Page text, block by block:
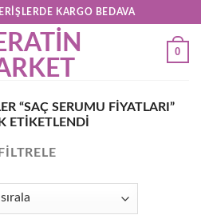
KARGO BEDAVA
0
“SAÇ SERUMU FIYATLARI”
ETIKETLENDI
FILTRELE